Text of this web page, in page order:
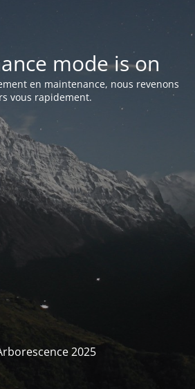
mode is on
en maintenance, nous revenons
vous rapidement.
2025